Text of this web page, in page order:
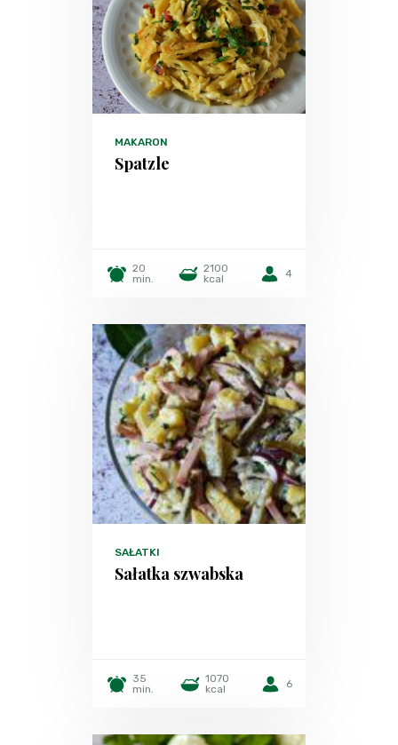
MAKARON
Spatzle
20
min.
2100
kcal
4
SAŁATKI
Sałatka szwabska
35
min.
1070
kcal
6